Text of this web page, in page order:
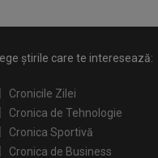
știrile care te interesează:
Cronicile Zilei
Cronica de Tehnologie
Cronica Sportivă
Cronica de Business